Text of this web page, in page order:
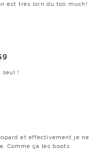
est très loin du too much!
seul !
et effectivement je ne
Comme ça les boots